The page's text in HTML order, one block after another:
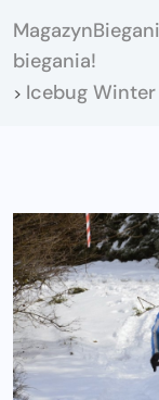
biegania!
> Icebug Winter